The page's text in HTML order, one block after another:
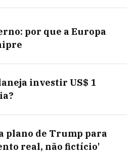
por que a Europa
investir US$ 1
plano de Trump para
real, não fictício'